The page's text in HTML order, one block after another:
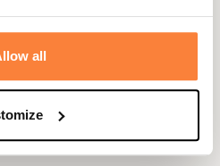
all
sa Taille